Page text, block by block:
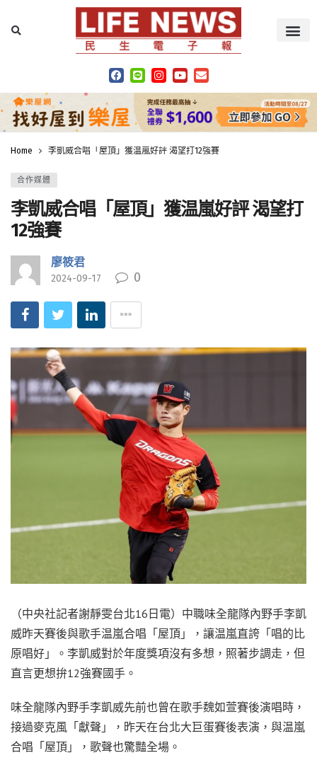
Home 李凱威合唱「屋頂」獲温嵐好評 渴望打12強賽
合作媒體
李凱威合唱「屋頂」獲温嵐好評 渴望打
12強賽
廖筱君
2024-09-17 0
（中央社記者謝靜雯台北16日電）中職味全龍隊內野手李凱
威昨天賽後與歌手温嵐合唱「屋頂」，讓温嵐直誇「唱的比
原唱好」。李凱威對於年度獎項沒有多想，照著步調走，但
直言更想拚12強賽國手。
味全龍隊內野手李凱威先前也曾在歌手魏如萱賽後演唱時，
接過麥克風「獻聲」，昨天在台北大巨蛋賽後表演，與温嵐
合唱「屋頂」，歌聲也驚豔全場。